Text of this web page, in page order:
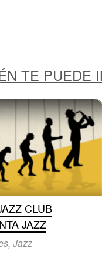
TE PUEDE
CLUB
JAZZ
Jazz